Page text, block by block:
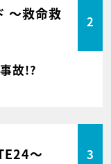
～救命救
2
故!?
～ 3